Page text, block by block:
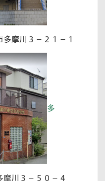
多摩川３－２１－１
多
摩川３－５０－４